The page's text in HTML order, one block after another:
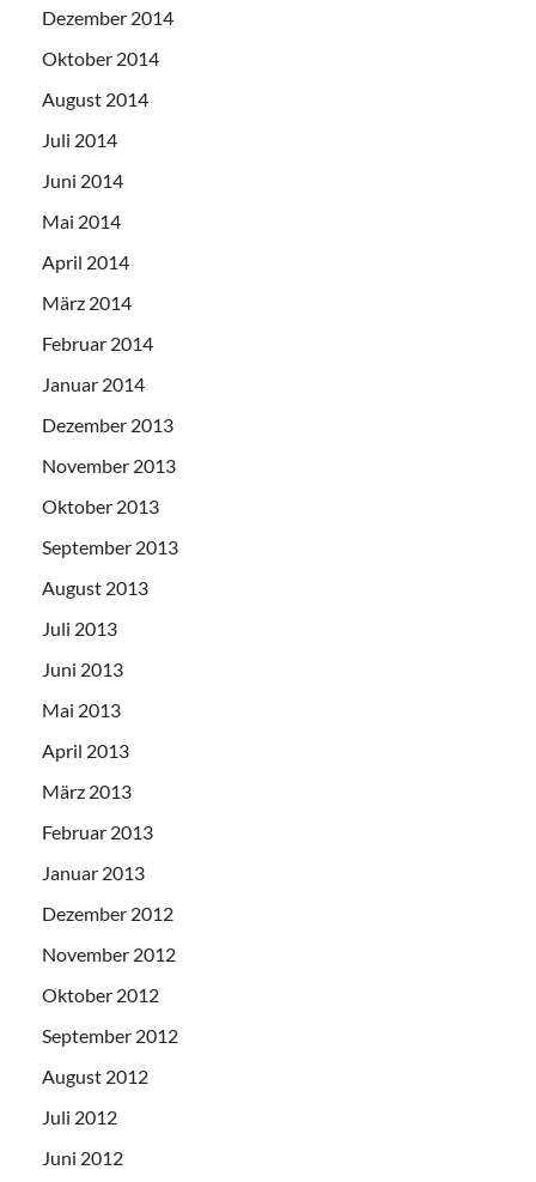
Dezember 2014
Oktober 2014
August 2014
Juli 2014
Juni 2014
Mai 2014
April 2014
März 2014
Februar 2014
Januar 2014
Dezember 2013
November 2013
Oktober 2013
September 2013
August 2013
Juli 2013
Juni 2013
Mai 2013
April 2013
März 2013
Februar 2013
Januar 2013
Dezember 2012
November 2012
Oktober 2012
September 2012
August 2012
Juli 2012
Juni 2012